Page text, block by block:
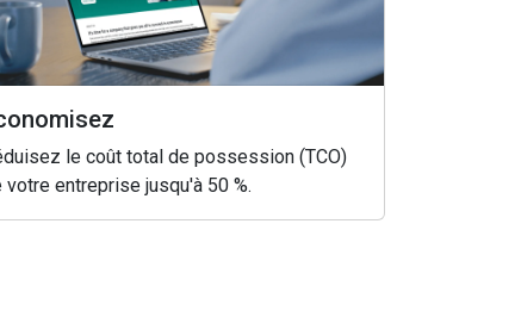
le coût total de possession (TCO)
votre entreprise jusqu'à 50 %.